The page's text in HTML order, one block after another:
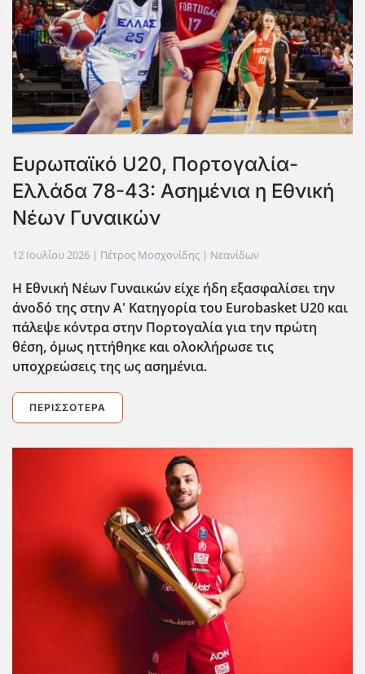
Ευρωπαϊκό U20, Πορτογαλία-
Ελλάδα 78-43: Ασημένια η Εθνική
Νέων Γυναικών
12 Ιουλίου 2026 | Πέτρος Μοσχονίδης | Νεανίδων
Η Εθνική Νέων Γυναικών είχε ήδη εξασφαλίσει την
άνοδό της στην Α' Κατηγορία του Eurobasket U20 και
πάλεψε κόντρα στην Πορτογαλία για την πρώτη
θέση, όμως ηττήθηκε και ολοκλήρωσε τις
υποχρεώσεις της ως ασημένια.
ΠΕΡΙΣΣΌΤΕΡΑ